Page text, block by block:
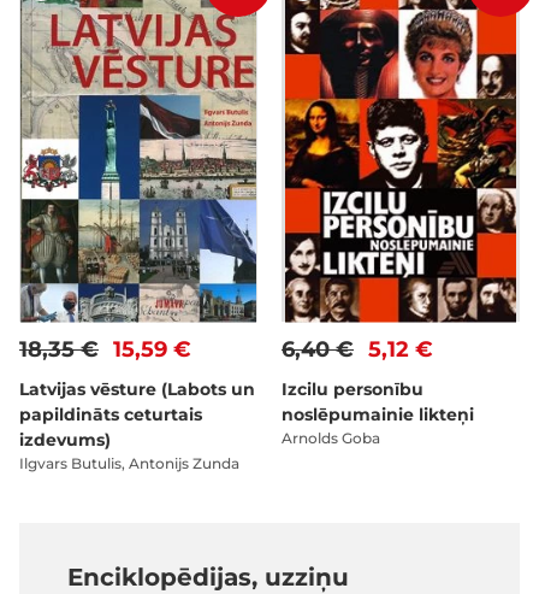
15,59 €
18,35 €
Latvijas vēsture (Labots un
papildināts ceturtais
izdevums)
Ilgvars Butulis, Antonijs Zunda
5,12 €
6,40 €
Izcilu personību
noslēpumainie likteņi
Arnolds Goba
Enciklopēdijas, uzziņu